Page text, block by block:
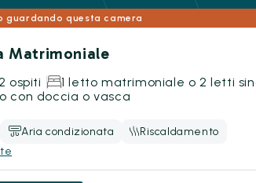
guardando questa camera
Matrimoniale
ospiti
1 letto matrimoniale o 2 letti
con doccia o vasca
Aria condizionata
Riscaldamento